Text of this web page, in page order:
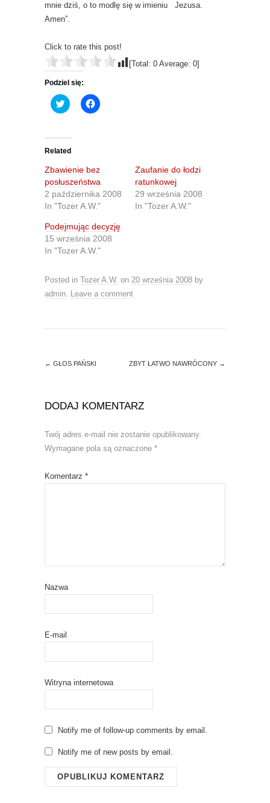
mnie dziś, o to modlę się w imieniu Jezusa.
Amen”.
Click to rate this post!
[Total: 0 Average: 0]
Podziel się:
C
l
t
o
s
h
a
r
e
o
n
T
i
t
t
e
O
p
n
n
i
n
C
l
a
r
e
o
n
F
c
e
b
o
O
p
e
n
w
)
Related
Zbawienie bez
posłuszeństwa
2 października 2008
In "Tozer A.W."
Zaufanie do łodzi
ratunkowej
29 września 2008
In "Tozer A.W."
Podejmując decyzję
15 września 2008
In "Tozer A.W."
Posted in Tozer A.W. on 20 września 2008 by
admin. Leave a comment
← GŁOS PAŃSKI ZBYT ŁATWO NAWRÓCONY →
DODAJ KOMENTARZ
Twój adres e-mail nie zostanie opublikowany.
Wymagane pola są oznaczone *
Komentarz *
Nazwa
E-mail
Witryna internetowa
Notify me of follow-up comments by email.
Notify me of new posts by email.